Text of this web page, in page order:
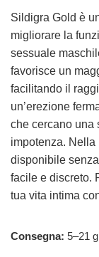
Sildigra Gold è
migliorare la
sessuale
favorisce un
facilitando il
un’erezione
che cercano una
impotenza.
disponibile
facile e discreto.
tua vita intima
Consegna: 5–21